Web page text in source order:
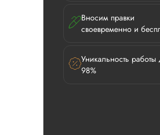
Вносим правки
своевременно и
Уникальность работы
98%